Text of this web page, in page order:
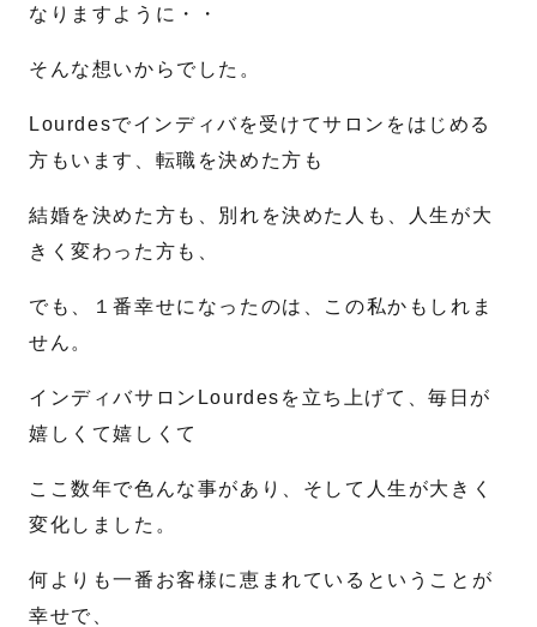
なりますように・・
そんな想いからでした。
Lourdesでインディバを受けてサロンをはじめる
方もいます、転職を決めた方も
結婚を決めた方も、別れを決めた人も、人生が大
きく変わった方も、
でも、１番幸せになったのは、この私かもしれま
せん。
インディバサロンLourdesを立ち上げて、毎日が
嬉しくて嬉しくて
ここ数年で色んな事があり、そして人生が大きく
変化しました。
何よりも一番お客様に恵まれているということが
幸せで、